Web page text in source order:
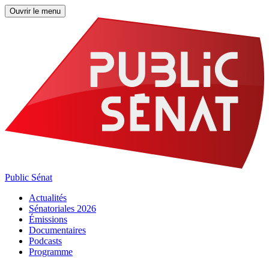
Ouvrir le menu
Public Sénat
Actualités
Sénatoriales 2026
Émissions
Documentaires
Podcasts
Programme